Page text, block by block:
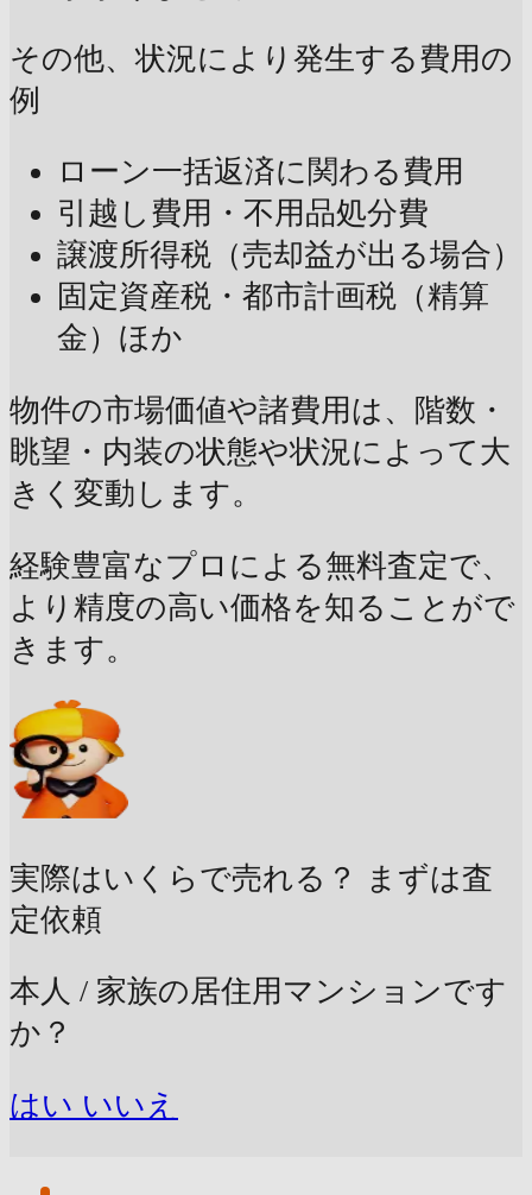
その他、状況により発生する費用の
例
ローン一括返済に関わる費用
引越し費用・不用品処分費
譲渡所得税（売却益が出る場合）
固定資産税・都市計画税（精算
金）ほか
物件の市場価値や諸費用は、階数・
眺望・内装の状態や状況によって大
きく変動します。
経験豊富なプロによる無料査定で、
より精度の高い価格を知ることがで
きます。
実際はいくらで売れる？
まずは査
定依頼
本人 / 家族の居住用マンションです
か？
はい いいえ